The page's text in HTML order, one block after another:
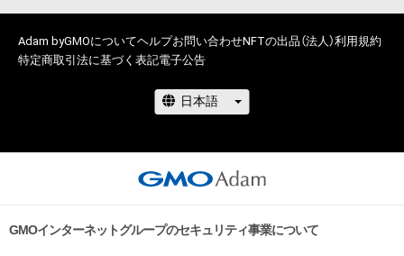
Adam byGMOについてヘルプお問い合わせNFTの出品（法人）利用規約
特定商取引法に基づく表記電子公告
GMOインターネットグループのセキュリティ事業について